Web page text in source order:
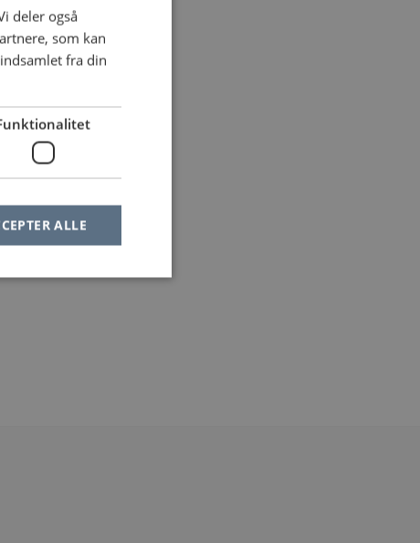
deler også
som kan
fra din
ALLE